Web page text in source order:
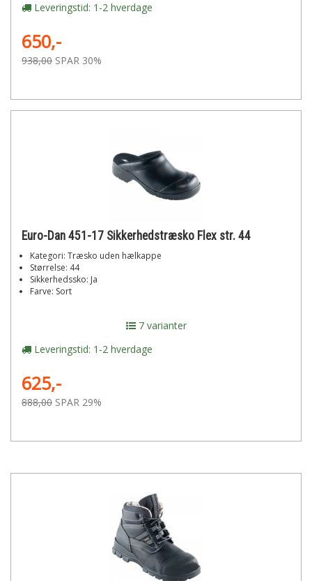
Leveringstid: 1-2 hverdage
650,-
938,00 SPAR 30%
Euro-Dan 451-17 Sikkerhedstræsko Flex str. 44
Kategori: Træsko uden hælkappe
Størrelse: 44
Sikkerhedssko: Ja
Farve: Sort
7 varianter
Leveringstid: 1-2 hverdage
625,-
888,00 SPAR 29%